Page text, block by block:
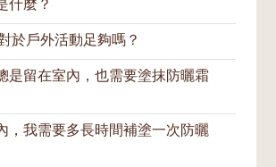
什麼？
水）5給予肌膚自然光澤、均勻透
（清爽）5M
則幫助控製油光，保
爽啞光，更適合油性肌膚。
保水）5具有SPF30 PA+++的防曬指
（清爽）5M則爲SPF30 PA++的防
於戶外活動足夠嗎？
上，塗抹足夠的SPF30防曬產品足
供戶外活動所需的紫外線防護。我
在出外前15分鐘就塗上防曬產品。
要直接暴晒在陽光下，我們建議您至
補塗一次防曬產品。游泳和大量出
是留在室內，也需要塗抹防曬霜
使您長時間留在室內，我們仍建議您
，因為UVA是可穿透玻璃，照射入
，我需要多長時間補塗一次防曬